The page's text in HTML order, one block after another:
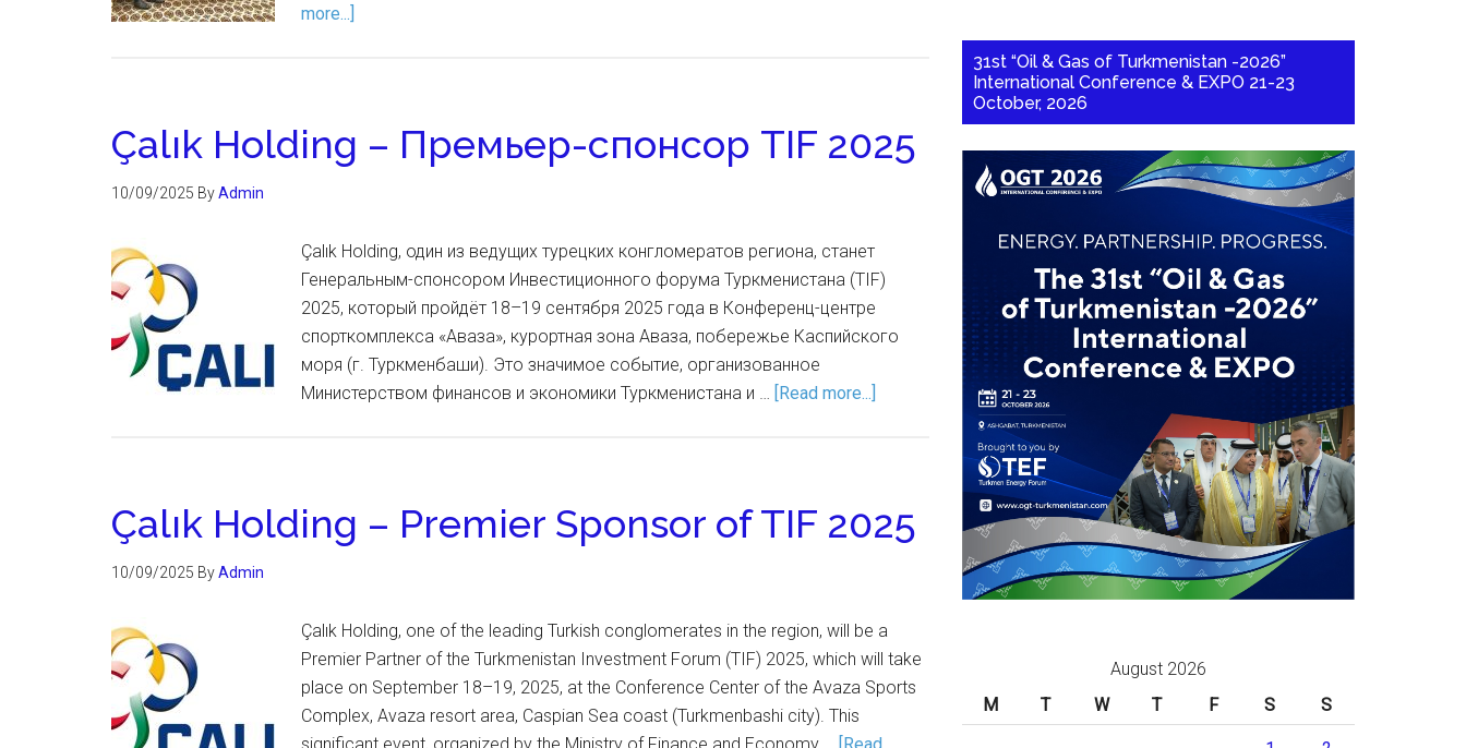
more...]
Çalık Holding – Премьер-спонсор TIF 2025
10/09/2025 ByAdmin
Çalık Holding, один из ведущих турецких конгломератов региона, станет
Генеральным-спонсором Инвестиционного форума Туркменистана (TIF)
2025, который пройдёт 18–19 сентября 2025 года в Конференц-центре
спорткомплекса «Аваза», курортная зона Аваза, побережье Каспийского
моря (г. Туркменбаши). Это значимое событие, организованное
Министерством финансов и экономики Туркменистана и … [Read more...]
Çalık Holding – Premier Sponsor of TIF 2025
10/09/2025 ByAdmin
Çalık Holding, one of the leading Turkish conglomerates in the region, will be a
Premier Partner of the Turkmenistan Investment Forum (TIF) 2025, which will take
place on September 18–19, 2025, at the Conference Center of the Avaza Sports
Complex, Avaza resort area, Caspian Sea coast (Turkmenbashi city). This
31st “Oil & Gas of Turkmenistan -2026”
International Conference & EXPO 21-23
October, 2026
August 2026
M
T W T F S S